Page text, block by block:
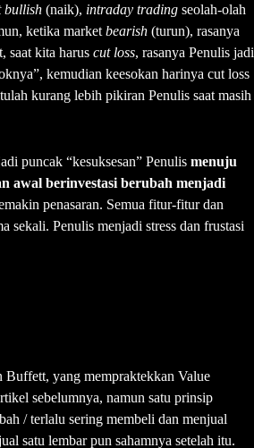
bullish (naik), intraday trading seolah-olah
ketika market bearish (turun), rasanya
saat kita harus cut loss, rasanya Penulis jadi
kemudian keesokan harinya cut loss
kurang lebih pikiran Penulis saat masih
puncak “kesuksesan” Penulis menuju
awal berinvestasi berubah menjadi
penasaran. Semua fitur-fitur dan
sekali. Penulis menjadi stress dan frustasi
Buffett, yang mempraktekkan Value
sebelumnya, namun satu prinsip
/ terlalu sering membeli dan menjual
satu lembar pun sahamnya setelah itu.